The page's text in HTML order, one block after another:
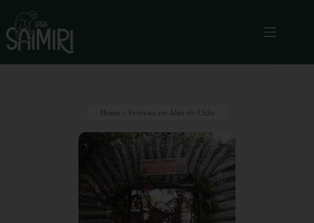
Home Festivais em Alter do Chão